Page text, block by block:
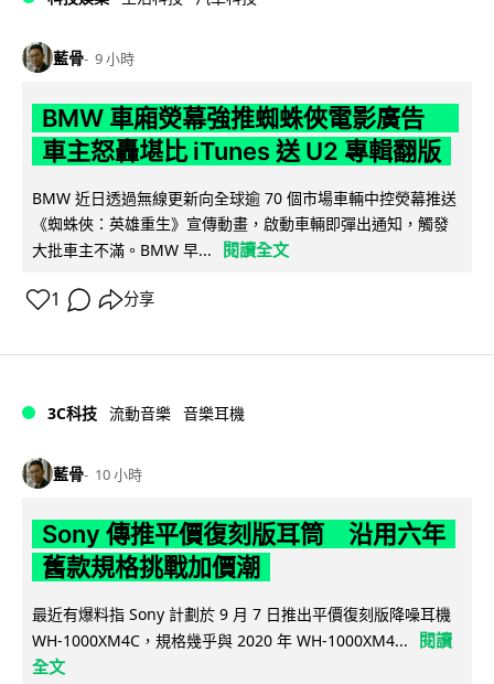
藍骨 9 小時
BMW 車廂熒幕強推蜘蛛俠電影廣告
車主怒轟堪比 iTunes 送 U2 專輯翻版
BMW 近日透過無線更新向全球逾 70 個市場車輛中控熒幕推送
《蜘蛛俠：英雄重生》宣傳動畫，啟動車輛即彈出通知，觸發
大批車主不滿。BMW 早...
閱讀全文
1 分享
3C科技 流動音樂 音樂耳機
藍骨 10 小時
Sony 傳推平價復刻版耳筒 沿用六年
舊款規格挑戰加價潮
最近有爆料指 Sony 計劃於 9 月 7 日推出平價復刻版降噪耳機
WH-1000XM4C，規格幾乎與 2020 年 WH-1000XM4...
閱讀
全文